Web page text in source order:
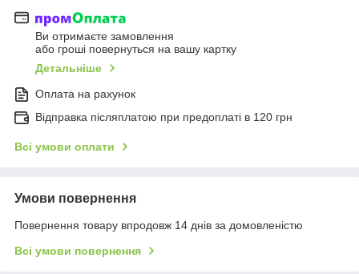
Ви отримаєте замовлення
або гроші повернуться на вашу картку
Детальніше
Оплата на рахунок
Відправка післяплатою при предоплаті в 120 грн
Всі умови оплати
Умови повернення
Повернення товару впродовж 14 днів за домовленістю
Всі умови повернення